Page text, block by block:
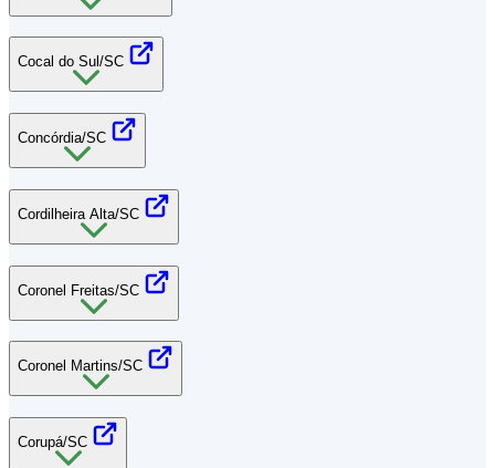
Cocal do Sul/SC
Concórdia/SC
Cordilheira Alta/SC
Coronel Freitas/SC
Coronel Martins/SC
Corupá/SC